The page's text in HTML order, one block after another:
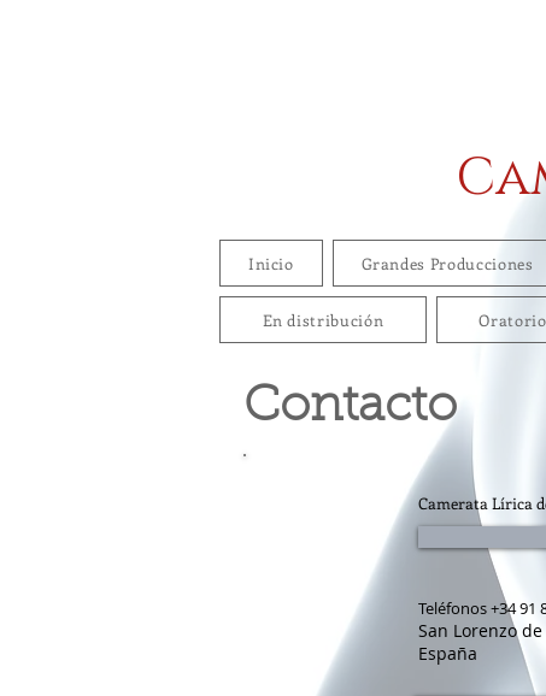
Inicio Grandes Producciones
En distribución
Contacto
Camerata Lírica
Teléfonos +34 91
San Lorenzo
España